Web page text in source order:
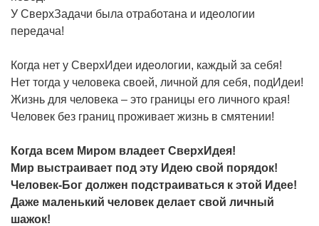
У СверхЗадачи была отработана и идеологии
передача!
Когда нет у СверхИдеи идеологии, каждый за себя!
Нет тогда у человека своей, личной для себя, подИдеи!
Жизнь для человека – это границы его личного края!
Человек без границ проживает жизнь в смятении!
Когда всем Миром владеет СверхИдея!
Мир выстраивает под эту Идею свой порядок!
Человек-Бог должен подстраиваться к этой Идее!
Даже маленький человек делает свой личный
шажок!